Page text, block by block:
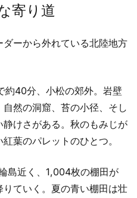
寄り道
ーから外れている北陸地方
約40分、小松の郊外。岩壁
然の洞窟、苔の小径、そし
けさがある。秋のもみじが
葉のパレットのひとつ。
島近く、1,004枚の棚田が
ていく。夏の青い棚田は壮